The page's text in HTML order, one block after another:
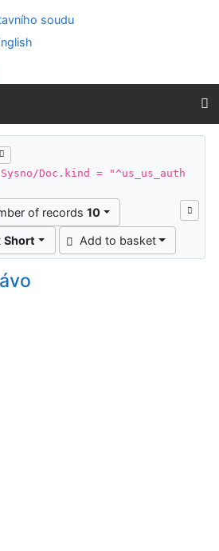
Doc.kind = "^us_us_auth
of records 10
Short Add to basket